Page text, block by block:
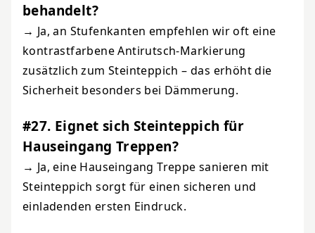
behandelt?
→ Ja, an Stufenkanten empfehlen wir oft eine
kontrastfarbene Antirutsch-Markierung
zusätzlich zum Steinteppich – das erhöht die
Sicherheit besonders bei Dämmerung.
#27. Eignet sich Steinteppich für
Hauseingang Treppen?
→ Ja, eine Hauseingang Treppe sanieren mit
Steinteppich sorgt für einen sicheren und
einladenden ersten Eindruck.